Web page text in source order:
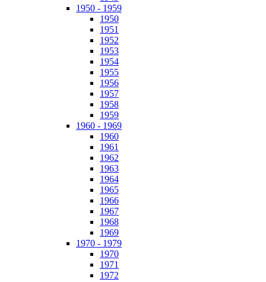
1950 - 1959
1950
1951
1952
1953
1954
1955
1956
1957
1958
1959
1960 - 1969
1960
1961
1962
1963
1964
1965
1966
1967
1968
1969
1970 - 1979
1970
1971
1972